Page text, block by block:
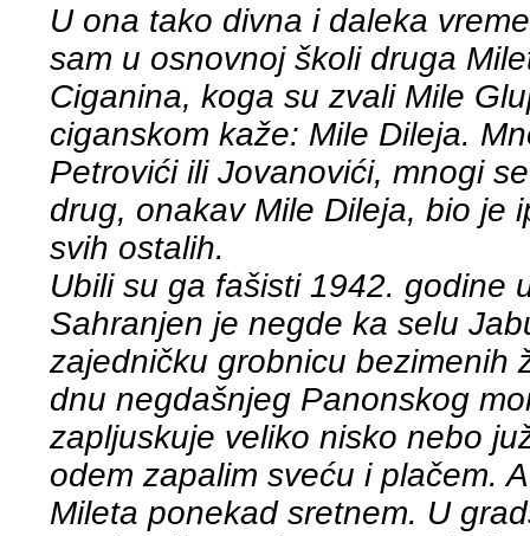
U ona tako divna i daleka
sam u osnovnoj školi druga
Ciganina, koga su zvali Mile
ciganskom kaže: Mile Dileja.
Petrovići ili Jovanovići, mnogi
drug, onakav Mile Dileja, bio je
svih ostalih.
Ubili su ga fašisti 1942. godine
Sahranjen je negde ka selu
zajedničku grobnicu bezimenih
dnu negdašnjeg Panonskog
zapljuskuje veliko nisko nebo
odem zapalim sveću i plačem.
Mileta ponekad sretnem. U